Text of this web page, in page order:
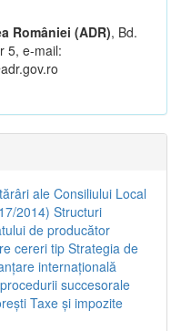
României (ADR), Bd.
5, e-mail:
ale Consiliului Local
2014) Structuri
de producător
cereri tipStrategia de
internaţională
succesorale
Taxe şi impozite